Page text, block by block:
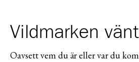
Vildmarken
Oavsett vem du är eller var du